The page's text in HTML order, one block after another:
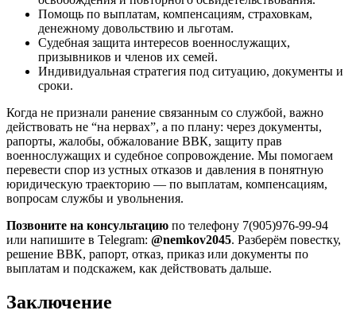
Помощь по выплатам, компенсациям, страховкам,
денежному довольствию и льготам.
Судебная защита интересов военнослужащих,
призывников и членов их семей.
Индивидуальная стратегия под ситуацию, документы и
сроки.
Когда не признали ранение связанным со службой, важно
действовать не “на нервах”, а по плану: через документы,
рапорты, жалобы, обжалование ВВК, защиту прав
военнослужащих и судебное сопровождение. Мы помогаем
перевести спор из устных отказов и давления в понятную
юридическую траекторию — по выплатам, компенсациям,
вопросам службы и увольнения.
Позвоните на консультацию по телефону 7(905)976-99-94
или напишите в Telegram: @nemkov2045. Разберём повестку,
решение ВВК, рапорт, отказ, приказ или документы по
выплатам и подскажем, как действовать дальше.
Заключение